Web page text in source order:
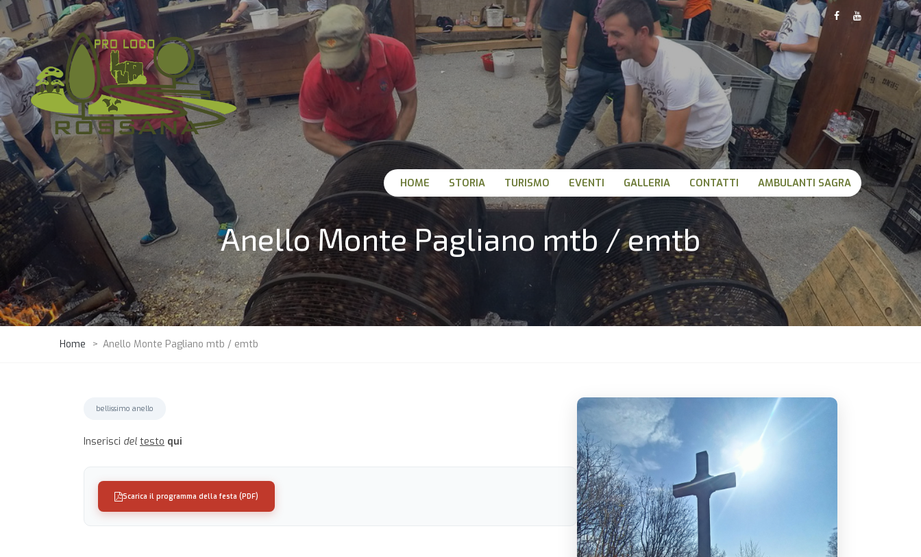
HOME STORIA TURISMO EVENTI GALLERIA CONTATTI AMBULANTI SAGRA
Anello Monte Pagliano mtb / emtb
Home > Anello Monte Pagliano mtb / emtb
bellissimo anello
Inserisci del testo qui
Scarica il programma della festa (PDF)